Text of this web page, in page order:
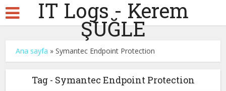
IT Logs - Kerem
ŞUĞLE
Ana sayfa »Symantec Endpoint Protection
Tag - Symantec Endpoint Protection